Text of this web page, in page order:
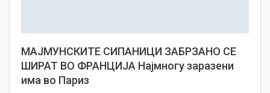
МАЈМУНСКИТЕ СИПАНИЦИ ЗАБРЗАНО СЕ
ШИРАТ ВО ФРАНЦИЈА Најмногу заразени
има во Париз